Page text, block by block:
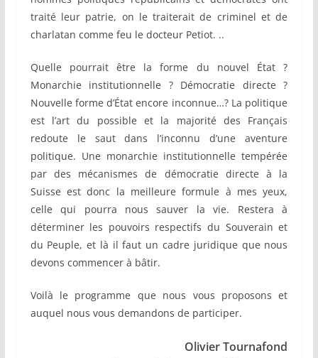
traité leur patrie, on le traiterait de criminel et de
charlatan comme feu le docteur Petiot. ..
Quelle pourrait être la forme du nouvel État ?
Monarchie institutionnelle ? Démocratie directe ?
Nouvelle forme d’État encore inconnue…? La politique
est l’art du possible et la majorité des Français
redoute le saut dans l’inconnu d’une aventure
politique. Une monarchie institutionnelle tempérée
par des mécanismes de démocratie directe à la
Suisse est donc la meilleure formule à mes yeux,
celle qui pourra nous sauver la vie. Restera à
déterminer les pouvoirs respectifs du Souverain et
du Peuple, et là il faut un cadre juridique que nous
devons commencer à bâtir.
Voilà le programme que nous vous proposons et
auquel nous vous demandons de participer.
Olivier Tournafond